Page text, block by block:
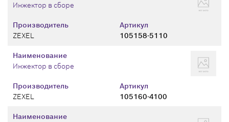
Производитель
ZEXEL
Артикул
105158-5110
Инжектор в сборе
Производитель
ZEXEL
Артикул
105160-4100
Наименование
Инжектор в сборе
Наименование